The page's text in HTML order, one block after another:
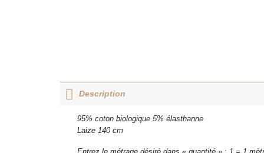
Description
95% coton biologique 5% élasthanne
Laize 140 cm